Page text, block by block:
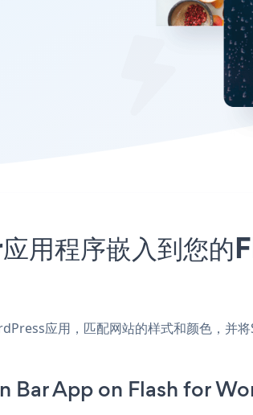
用程序嵌入到您
应用，匹配网站的样式和颜色，
Bar App on Flash for